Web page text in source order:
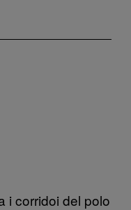
i corridoi del polo